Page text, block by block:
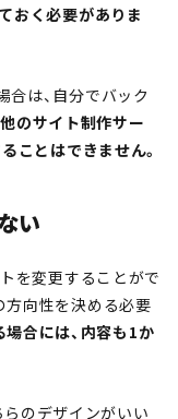
おく必要がありま
は、自分でバック
他のサイト制作サー
ことはできません。
い
を変更することがで
方向性を決める必要
合には、内容も1か
のデザインがいい